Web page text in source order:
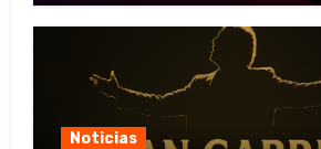
Noticias